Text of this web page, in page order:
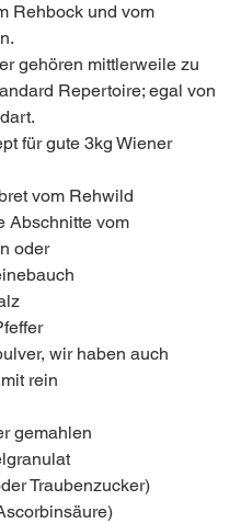
Rehbock und vom
gehören mittlerweile zu
Repertoire; egal von
für gute 3kg Wiener
vom Rehwild
Abschnitte vom
oder
wir haben auch
rein
gemahlen
Traubenzucker)